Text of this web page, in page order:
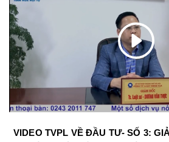
VIDEO TVPL VỀ ĐẦU TƯ- SỐ 3: